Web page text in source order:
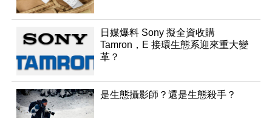
日媒爆料 Sony 擬全資收購
Tamron，E 接環生態系迎來重大變
革？
是生態攝影師？還是生態殺手？